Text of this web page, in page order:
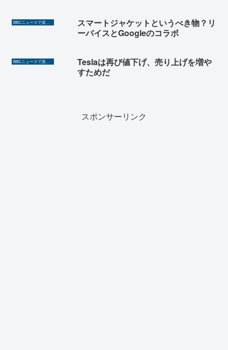
スマートジャケットというべき物？リ
ーバイスとGoogleのコラボ
BBCニュースで英語を勉強しよう（TOEIC対策に！）
Teslaは再び値下げ、売り上げを増や
すためだ
スポンサーリンク